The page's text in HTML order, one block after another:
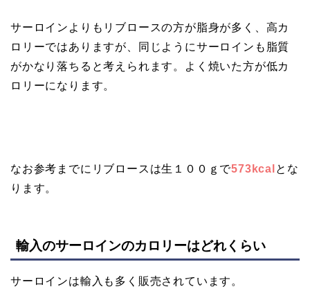
サーロインよりもリブロースの方が脂身が多く、高カ
ロリーではありますが、同じようにサーロインも脂質
がかなり落ちると考えられます。よく焼いた方が低カ
ロリーになります。
なお参考までにリブロースは生１００ｇで573kcal とな
ります。
輸入のサーロインのカロリーはどれくらい
サーロインは輸入も多く販売されています。